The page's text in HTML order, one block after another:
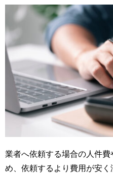
業者へ依頼する場合の人件
め、依頼するより費用が安く